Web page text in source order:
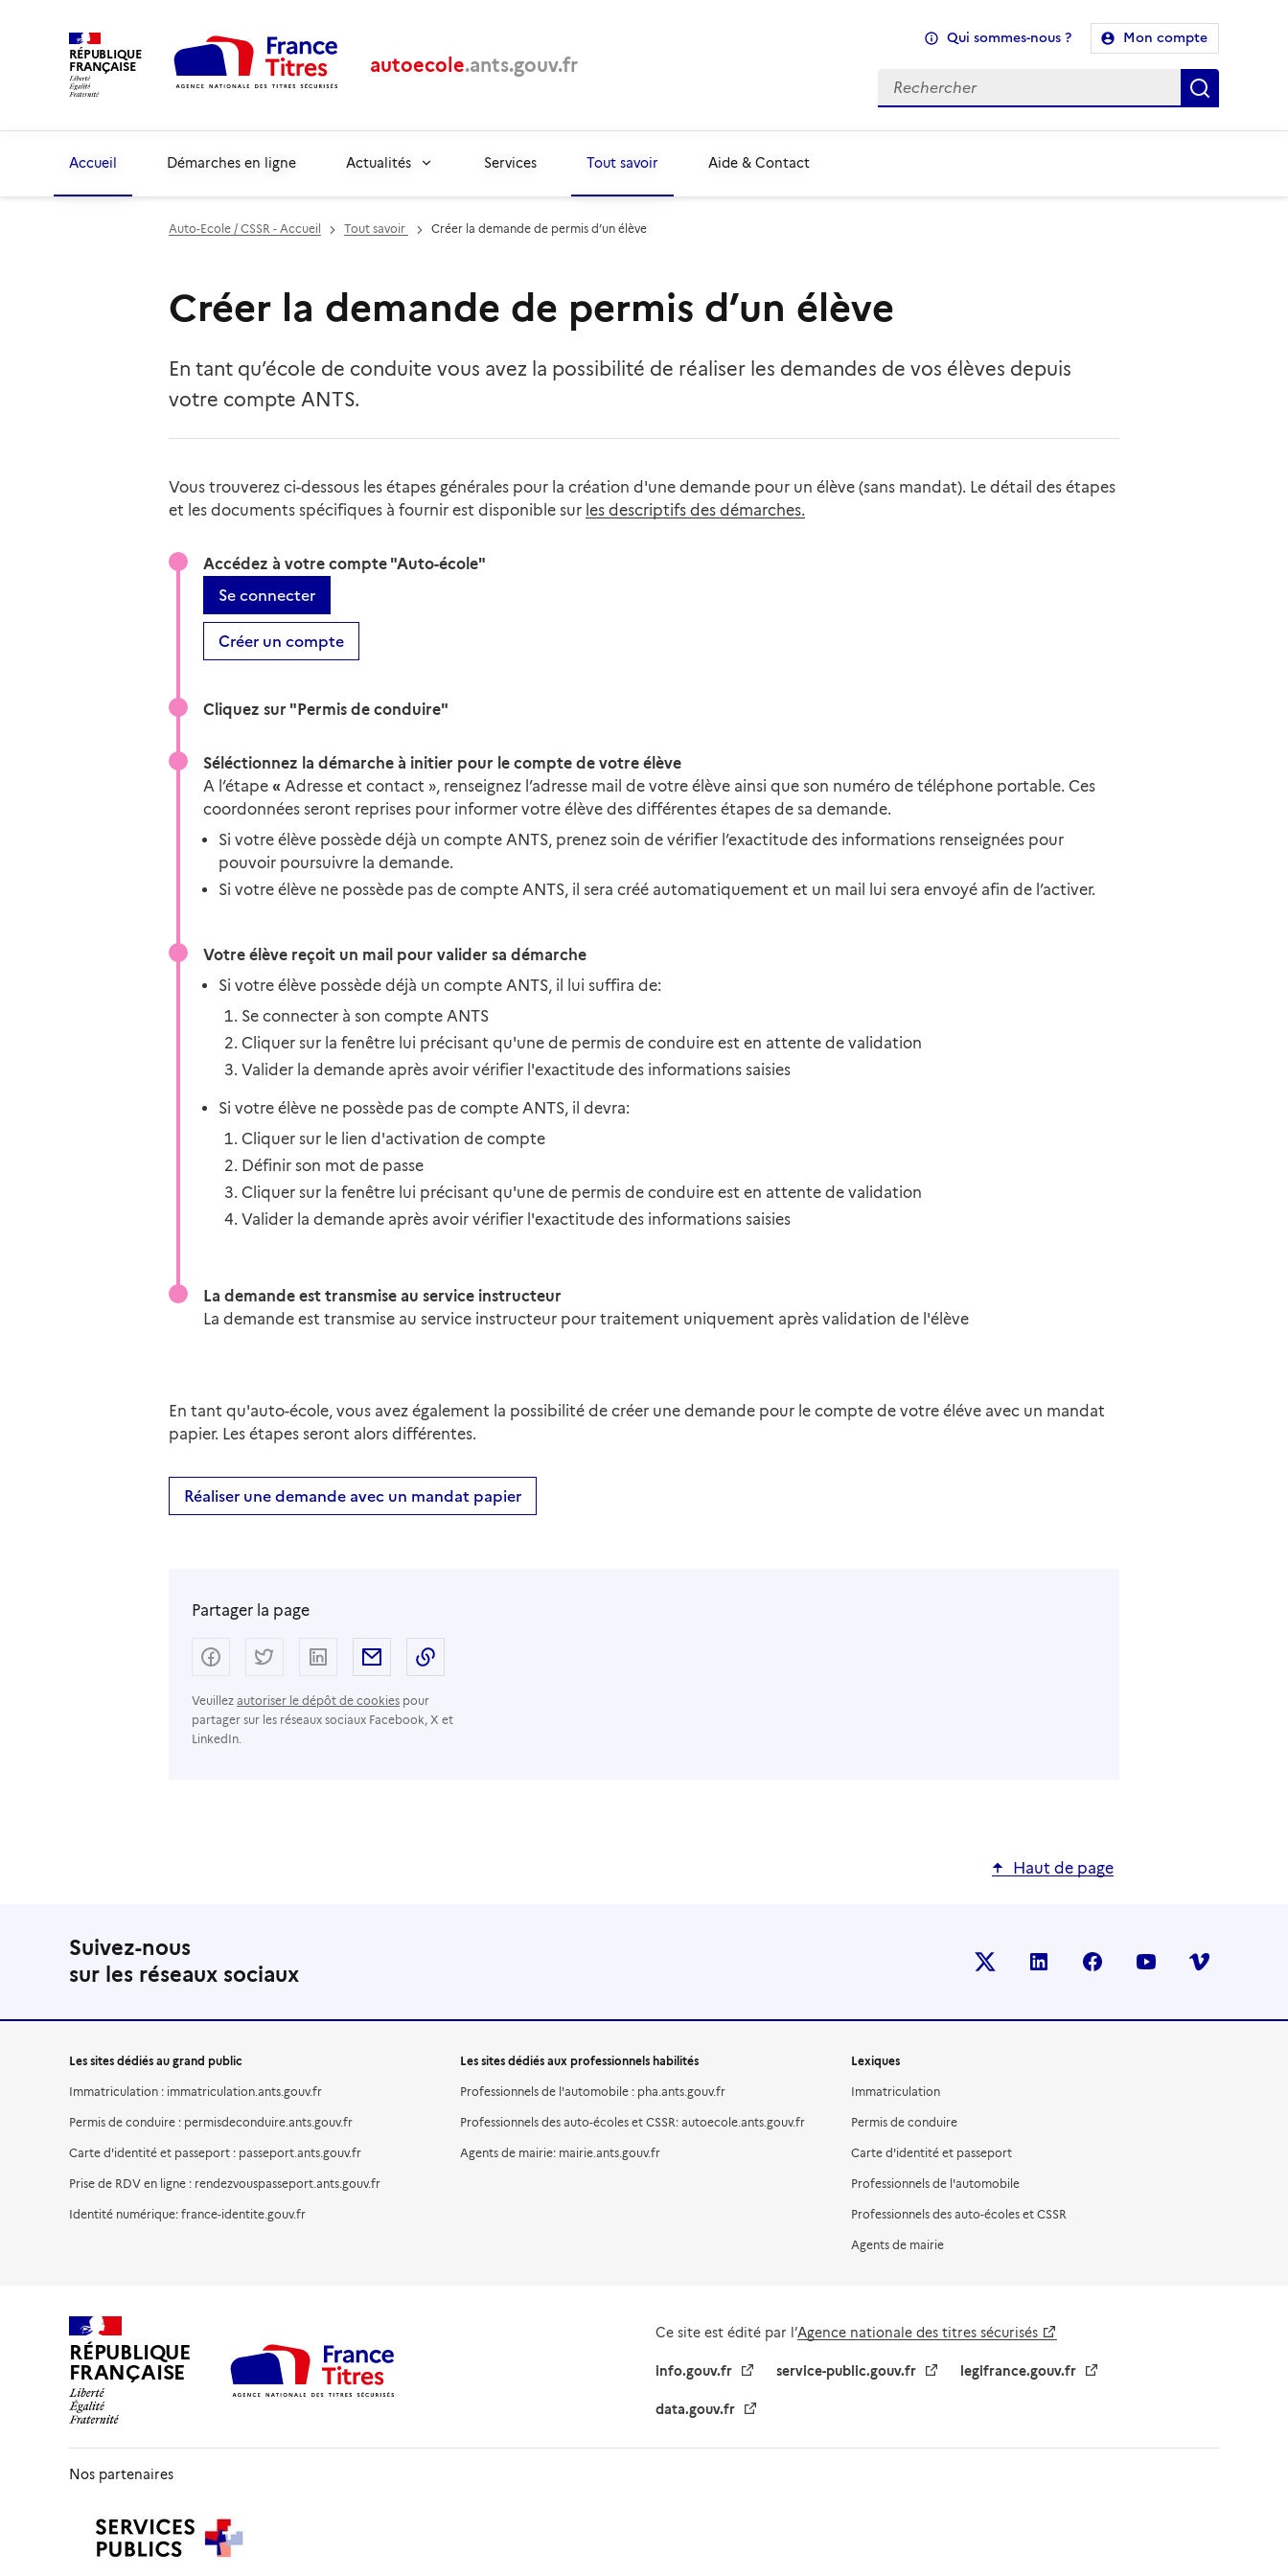
RÉPUBLIQUE
FRANÇAISE
autoecole.ants.gouv.fr
Qui sommes-nous ? Mon compte
Recherche
Accueil Démarches en ligne Actualités Services Tout savoir Aide & Contact
Auto-Ecole / CSSR - Accueil Tout savoir Créer la demande de permis d’un élève
Créer la demande de permis d’un élève
En tant qu’école de conduite vous avez la possibilité de réaliser les demandes de vos élèves depuis
votre compte ANTS.
Vous trouverez ci-dessous les étapes générales pour la création d'une demande pour un élève (sans mandat). Le détail des étapes
et les documents spécifiques à fournir est disponible sur les descriptifs des démarches.
Accédez à votre compte "Auto-école"
Se connecter
Créer un compte
Cliquez sur "Permis de conduire"
Séléctionnez la démarche à initier pour le compte de votre élève
A l’étape « Adresse et contact », renseignez l’adresse mail de votre élève ainsi que son numéro de téléphone portable. Ces
coordonnées seront reprises pour informer votre élève des différentes étapes de sa demande.
Si votre élève possède déjà un compte ANTS, prenez soin de vérifier l’exactitude des informations renseignées pour
pouvoir poursuivre la demande.
Si votre élève ne possède pas de compte ANTS, il sera créé automatiquement et un mail lui sera envoyé afin de l’activer.
Votre élève reçoit un mail pour valider sa démarche
Si votre élève possède déjà un compte ANTS, il lui suffira de:
Se connecter à son compte ANTS
Cliquer sur la fenêtre lui précisant qu'une de permis de conduire est en attente de validation
Valider la demande après avoir vérifier l'exactitude des informations saisies
Si votre élève ne possède pas de compte ANTS, il devra:
Cliquer sur le lien d'activation de compte
Définir son mot de passe
Cliquer sur la fenêtre lui précisant qu'une de permis de conduire est en attente de validation
Valider la demande après avoir vérifier l'exactitude des informations saisies
La demande est transmise au service instructeur
La demande est transmise au service instructeur pour traitement uniquement après validation de l'élève
En tant qu'auto-école, vous avez également la possibilité de créer une demande pour le compte de votre éléve avec un mandat
papier. Les étapes seront alors différentes.
Réaliser une demande avec un mandat papier
Partager la page
Veuillez autoriser le dépôt de cookies pour
partager sur les réseaux sociaux Facebook, X et
LinkedIn.
Partager sur Facebook
Partager sur Twitter
Partager sur LinkedIn
Partager par email
Haut de page
Suivez-nous
sur les réseaux sociaux
X (anciennement TWITTER)
LINKEDINFACEBOOKYOUTUBEVIMEO
Les sites dédiés au grand public
Immatriculation : immatriculation.ants.gouv.fr
Permis de conduire : permisdeconduire.ants.gouv.fr
Carte d'identité et passeport : passeport.ants.gouv.fr
Prise de RDV en ligne : rendezvouspasseport.ants.gouv.fr
Identité numérique: france-identite.gouv.fr
Les sites dédiés aux professionnels habilités
Professionnels de l'automobile : pha.ants.gouv.fr
Professionnels des auto-écoles et CSSR: autoecole.ants.gouv.fr
Agents de mairie: mairie.ants.gouv.fr
Lexiques
Immatriculation
Permis de conduire
Carte d'identité et passeport
Professionnels de l'automobile
Professionnels des auto-écoles et CSSR
Agents de mairie
RÉPUBLIQUE
FRANÇAISE
Ce site est édité par l’Agence nationale des titres sécurisés
info.gouv.fr service-public.gouv.fr legifrance.gouv.fr
data.gouv.fr
Nos partenaires